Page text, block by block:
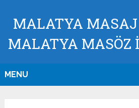
MALATYA
MALATYA MASÖZ
MENU